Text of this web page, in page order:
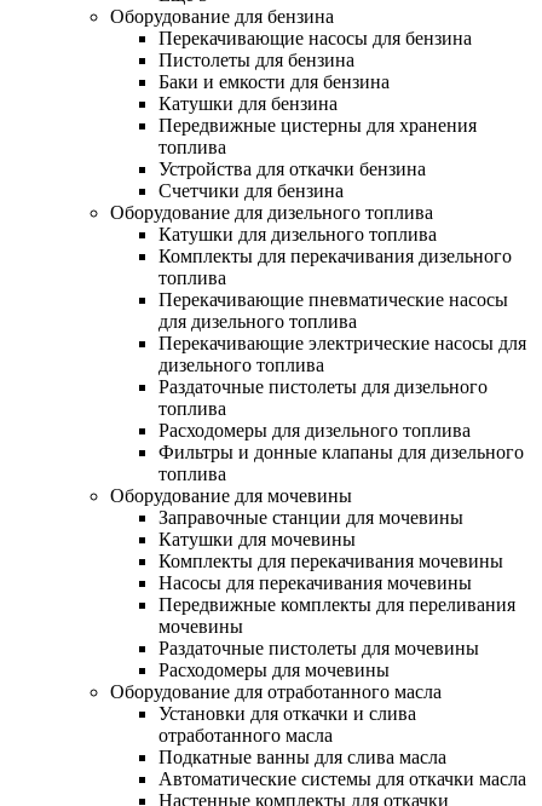
Оборудование для бензина
Перекачивающие насосы для бензина
Пистолеты для бензина
Баки и емкости для бензина
Катушки для бензина
Передвижные цистерны для хранения
топлива
Устройства для откачки бензина
Счетчики для бензина
Оборудование для дизельного топлива
Катушки для дизельного топлива
Комплекты для перекачивания дизельного
топлива
Перекачивающие пневматические насосы
для дизельного топлива
Перекачивающие электрические насосы для
дизельного топлива
Раздаточные пистолеты для дизельного
топлива
Расходомеры для дизельного топлива
Фильтры и донные клапаны для дизельного
топлива
Оборудование для мочевины
Заправочные станции для мочевины
Катушки для мочевины
Комплекты для перекачивания мочевины
Насосы для перекачивания мочевины
Передвижные комплекты для переливания
мочевины
Раздаточные пистолеты для мочевины
Расходомеры для мочевины
Оборудование для отработанного масла
Установки для откачки и слива
отработанного масла
Подкатные ванны для слива масла
Автоматические системы для откачки масла
Настенные комплекты для откачки